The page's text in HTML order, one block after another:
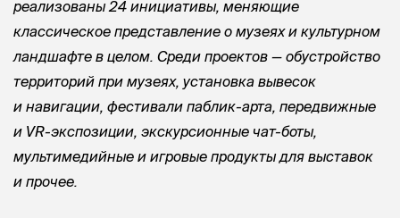
реализованы 24 инициативы, меняющие
классическое представление о музеях и культурном
ландшафте в целом. Среди проектов — обустройство
территорий при музеях, установка вывесок
и навигации, фестивали паблик-арта, передвижные
и VR-экспозиции, экскурсионные чат-боты,
мультимедийные и игровые продукты для выставок
и прочее.